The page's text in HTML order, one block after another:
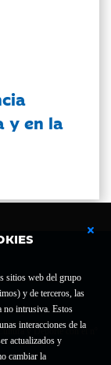
sitios web del grupo
y de terceros, las
no intrusiva. Estos
interacciones de la
actualizados y
cambiar la
y en la
y Deporte con el nº